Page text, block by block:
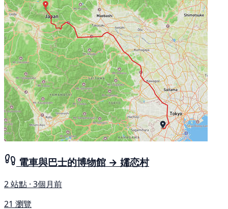
電車與巴士的博物館 → 嬬恋村
2 站點 · 3個月前
21 瀏覽